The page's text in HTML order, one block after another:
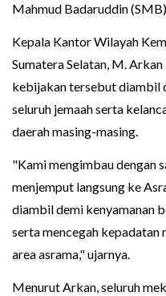
Mahmud Badaruddin
Kepala Kantor Wilayah
Sumatera Selatan, M.
kebijakan tersebut diambil
seluruh jemaah serta
daerah masing-masing.
"Kami mengimbau dengan
menjemput langsung ke
diambil demi kenyamanan
serta mencegah kepadatan
area asrama," ujarnya.
Menurut Arkan, seluruh